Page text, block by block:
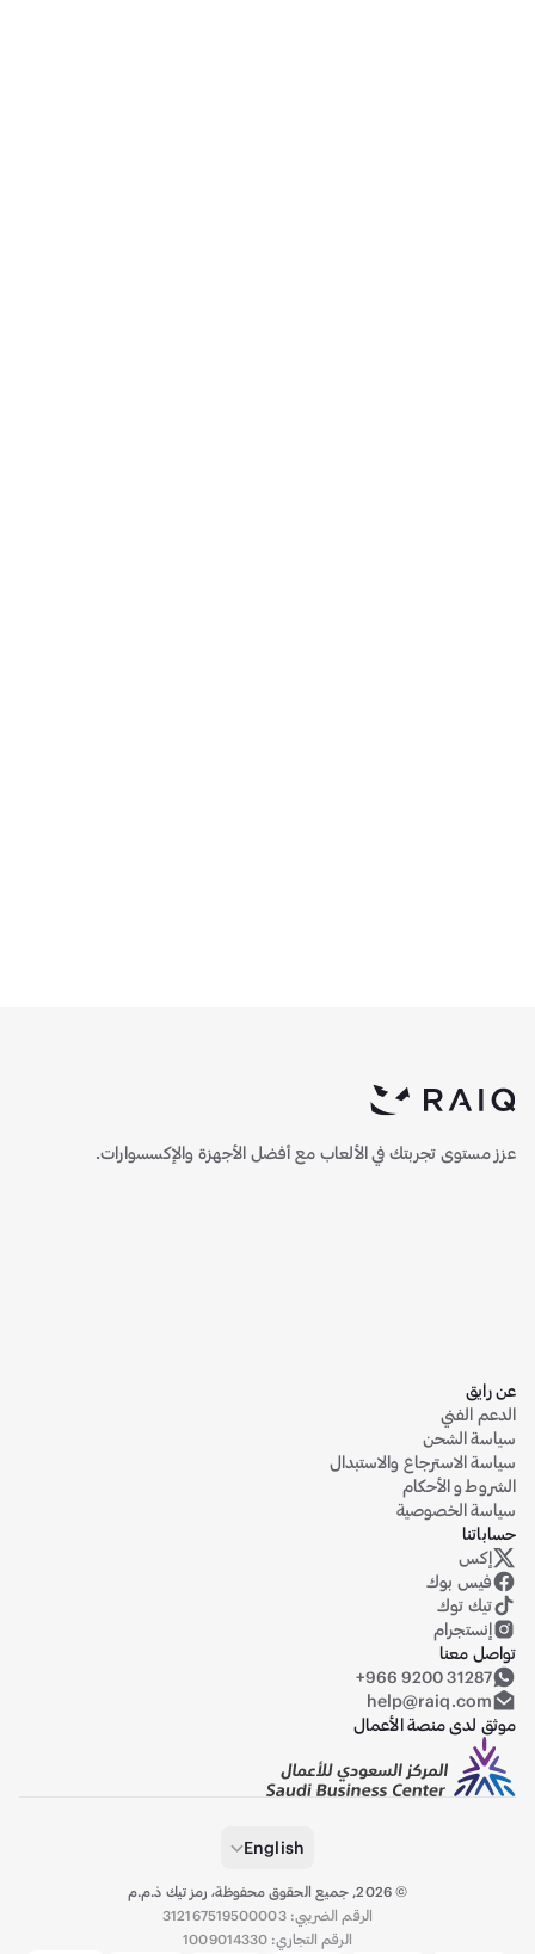
عزز مستوى تجربتك في الألعاب مع أفضل الأجهزة والإكسسوارات.
عن رايق
الدعم الفني
سياسة الشحن
سياسة الاسترجاع والاستبدال
الشروط و الأحكام
سياسة الخصوصية
حساباتنا
حساب رايق على منصة إكس (تويتر سابقاً)
إكس
فيس بوك
تيك توك
إنستجرام
تواصل معنا
+966 9200 31287
help@raiq.com
موثق لدى منصة الأعمال
English
©
2026
, جميع الحقوق محفوظة، رمز تيك ذ.م.م
الرقم الضريبي: 312167519500003
الرقم التجاري: 1009014330